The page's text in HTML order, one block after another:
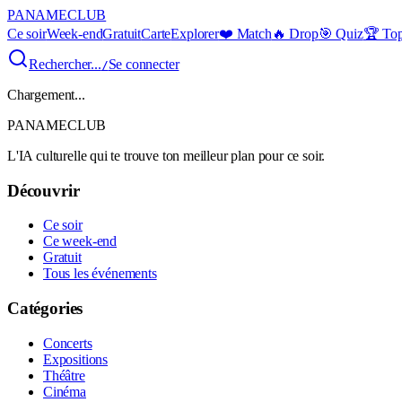
PANAMECLUB
Ce soirWeek-endGratuitCarteExplorer❤️ Match 🔥 Drop🎯 Quiz🏆
Rechercher.../Se connecter
Chargement...
PANAMECLUB
L'IA culturelle qui te trouve ton meilleur plan pour ce soir.
Découvrir
Ce soir
Ce week-end
Gratuit
Tous les événements
Catégories
Concerts
Expositions
Théâtre
Cinéma